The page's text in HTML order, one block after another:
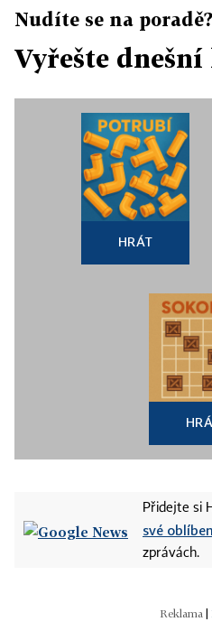
Nudíte se na poradě?
Vyřešte
HRÁT
Přidejte si
své
zprávách.